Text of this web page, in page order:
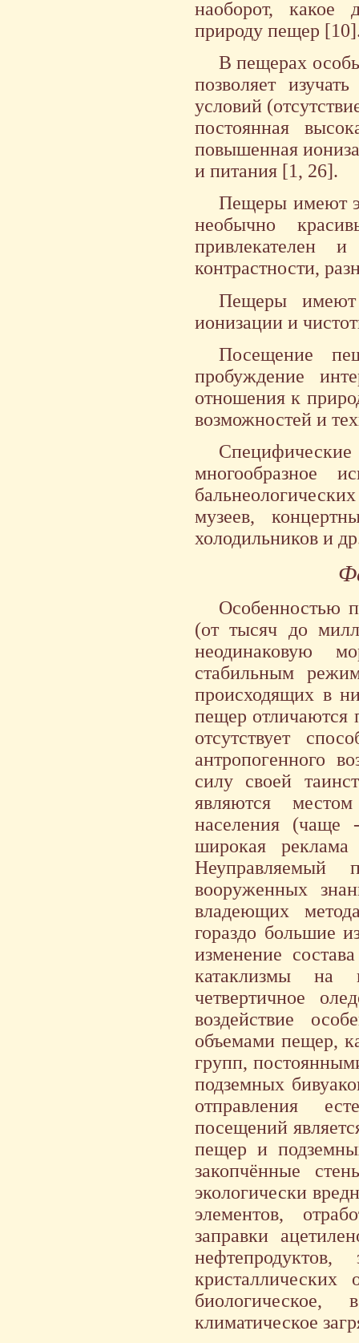
наоборот, какое
природу пещер
В пещерах
позволяет
условий
постоянная
повышенная
и питания [1, 26].
Пещеры имеют
необычно
привлекателен
контрастности,
Пещеры имеют
ионизации и
Посещение
пробуждение
отношения к
возможностей и
многообразное
музеев,
холодильников и
Особенностью
(от тысяч до
неодинаковую
стабильным
происходящих в
пещер
отсутствует
антропогенного
силу своей
являются
населения
широкая
Неуправляемый
вооруженных
владеющих
гораздо большие
изменение
катаклизмы на
четвертичное
воздействие
объемами пещер,
групп,
подземных
отправления
посещений
пещер и
закопчённые
экологически
элементов,
заправки
кристаллических
биологическое,
климатическое